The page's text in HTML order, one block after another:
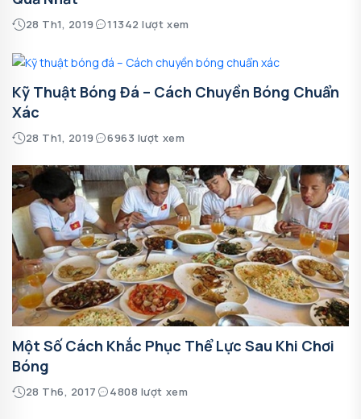
28 Th1, 2019 11342 lượt xem
Kỹ Thuật Bóng Đá – Cách Chuyền Bóng Chuẩn
Xác
28 Th1, 2019 6963 lượt xem
Một Số Cách Khắc Phục Thể Lực Sau Khi Chơi
Bóng
28 Th6, 2017 4808 lượt xem